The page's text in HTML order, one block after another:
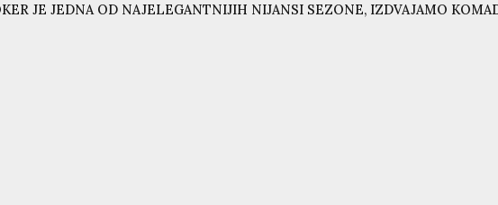
JE JEDNA OD NAJELEGANTNIJIH NIJANSI SEZONE, IZDVAJAMO